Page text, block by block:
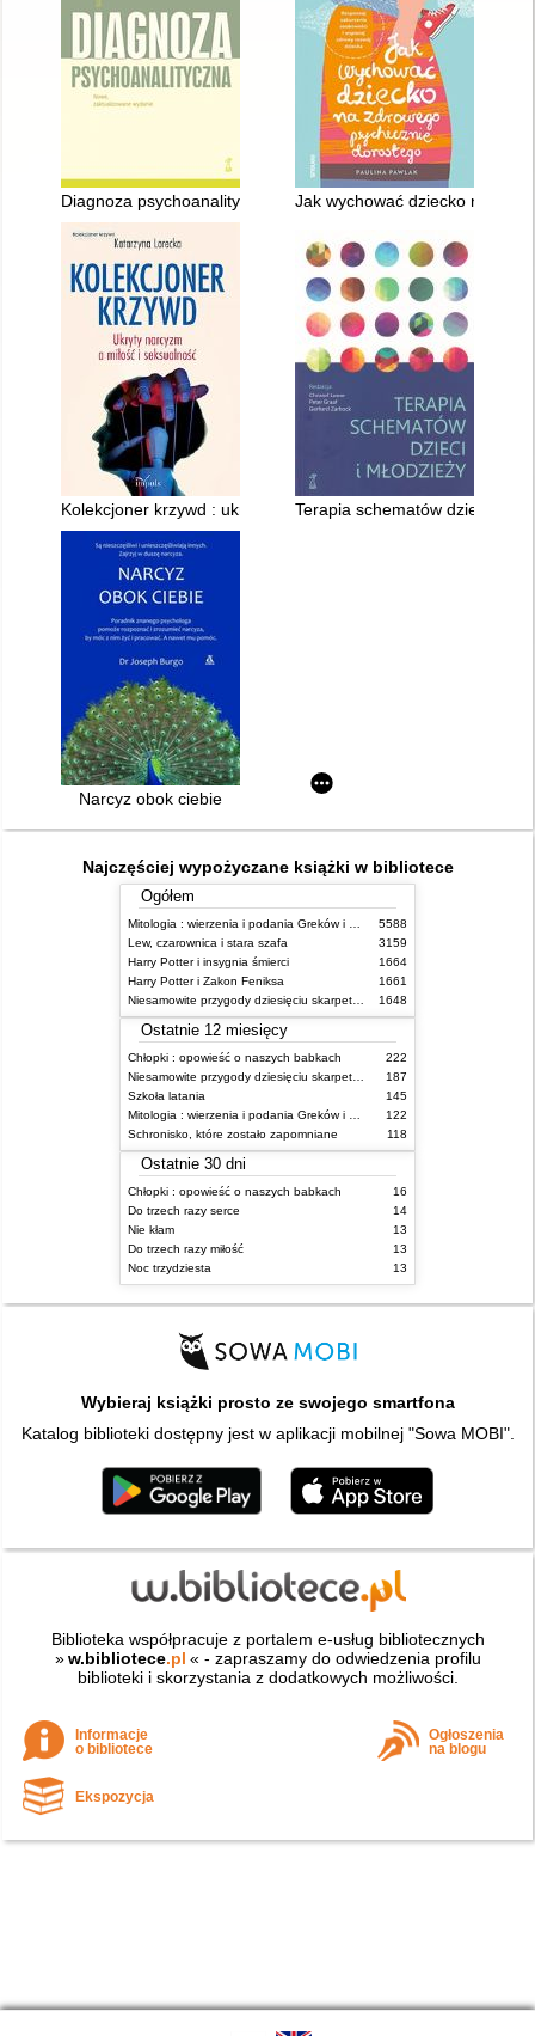
Diagnoza psychoanalityczna Jak wychować dziecko na
Kolekcjoner krzywd : ukryty narcyzm a miłość i seksualność
Terapia schematów dzieci i
Narcyz obok ciebie
Najczęściej wypożyczane książki w bibliotece
Ogółem
5588
Lew, czarownica i stara szafa
3159
Harry Potter i insygnia śmierci
1664
Harry Potter i Zakon Feniksa
1661
1648
Ostatnie 12 miesięcy
Chłopki : opowieść o naszych babkach
222
187
Szkoła latania
145
122
Schronisko, które zostało zapomniane
118
Ostatnie 30 dni
Chłopki : opowieść o naszych babkach
16
Do trzech razy serce
14
Nie kłam
13
Do trzech razy miłość
13
Noc trzydziesta
13
Wybieraj książki prosto ze swojego smartfona
Katalog biblioteki dostępny jest w aplikacji mobilnej "Sowa MOBI".
Biblioteka współpracuje z portalem e-usług bibliotecznych
» w.bibliotece.pl « - zapraszamy do odwiedzenia profilu
biblioteki i skorzystania z dodatkowych możliwości.
Informacje
o bibliotece
Ogłoszenia
na blogu
Ekspozycja